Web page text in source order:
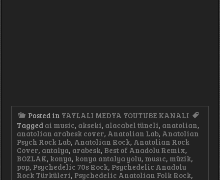
Posted in YAYLALI MEDYA YOUTUBE KANALI
Tagged ai music, akseki, alacabel tüneli, anatolian,
anatolian arabesk cover, Anatolian Lab, Anatolian
Psych Rock Lab, Anatolian Rock, Anatolian Rock
Cover, antalya, arabesk, Best of Anadolu Remix,
BOZLAK, konya, konya antalya yolu, musıc, müzik,
pop, Psychedelic 70s Rock, Psychedelic Anadolu
Rock Türküleri, Psychedelic Anatolian Folk Rock,